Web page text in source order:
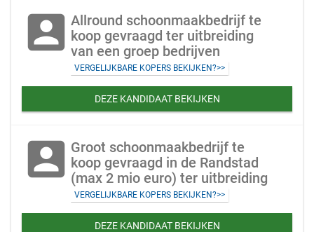
account_box Allround schoonmaakbedrijf te
koop gevraagd ter uitbreiding
van een groep bedrijven
VERGELIJKBARE KOPERS BEKIJKEN?>>
DEZE KANDIDAAT BEKIJKEN
account_box Groot schoonmaakbedrijf te
koop gevraagd in de Randstad
(max 2 mio euro) ter uitbreiding
VERGELIJKBARE KOPERS BEKIJKEN?>>
DEZE KANDIDAAT BEKIJKEN